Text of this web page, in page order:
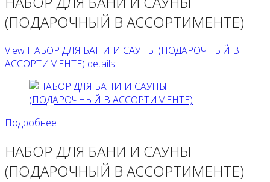
(ПОДАРОЧНЫЙ В АССОРТИМЕНТЕ)
View НАБОР ДЛЯ БАНИ И САУНЫ (ПОДАРОЧНЫЙ В
АССОРТИМЕНТЕ) details
Подробнее
НАБОР ДЛЯ БАНИ И САУНЫ
(ПОДАРОЧНЫЙ В АССОРТИМЕНТЕ)